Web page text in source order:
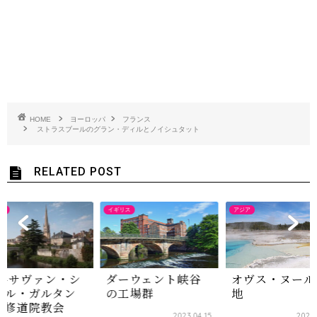
HOME ヨーロッパ
フランス
ストラスブールのグラン・ディルとノイシュタット
RELATED POST
-サヴァン・シ
ル・ガルタン
修道院教会
イギリス
ダーウェント峡谷
の工場群
アジア
オヴス・ヌー
地